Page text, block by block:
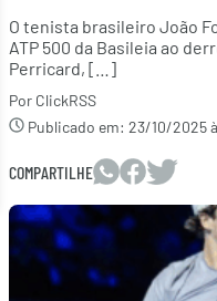
O tenista brasileiro João
ATP 500 da Basileia ao
Perricard, […]
Por ClickRSS
Publicado em: 23/10/2025
COMPARTILHE